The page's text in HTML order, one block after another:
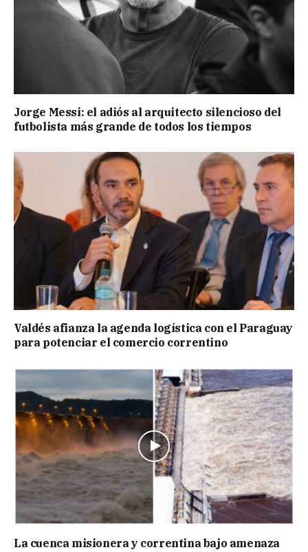
Jorge Messi: el adiós al arquitecto silencioso del
futbolista más grande de todos los tiempos
Valdés afianza la agenda logística con el Paraguay
para potenciar el comercio correntino
La cuenca misionera y correntina bajo amenaza